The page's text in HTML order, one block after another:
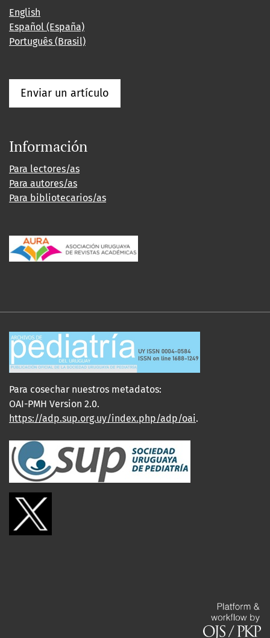
English
Español (España)
Português (Brasil)
Enviar un artículo
Información
Para lectores/as
Para autores/as
Para bibliotecarios/as
Para cosechar nuestros metadatos:
OAI-PMH Version 2.0.
https://adp.sup.org.uy/index.php/adp/oai.